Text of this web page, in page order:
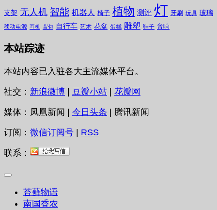
支架 无人机 智能 机器人 椅子 植物 测评 灯 牙刷 玩具 玻璃
移动电源 耳机 背包 自行车 艺术 花盆 蛋糕 雕塑 鞋子 音响
本站踪迹
本站内容已入驻各大主流媒体平台。
社交： 新浪微博 豆瓣小站 花瓣网
媒体：凤凰新闻 | 今日头条 | 腾讯新闻
订阅： 微信订阅号 RSS
联系：
苔藓物语
南国香农